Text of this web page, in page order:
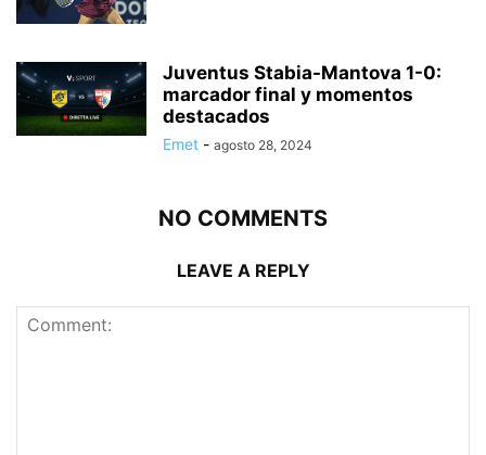
Juventus Stabia-Mantova 1-0:
marcador final y momentos
destacados
Emet - agosto 28, 2024
NO COMMENTS
LEAVE A REPLY